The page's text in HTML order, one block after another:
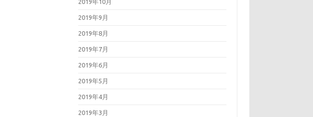
2019年10月
2019年9月
2019年8月
2019年7月
2019年6月
2019年5月
2019年4月
2019年3月